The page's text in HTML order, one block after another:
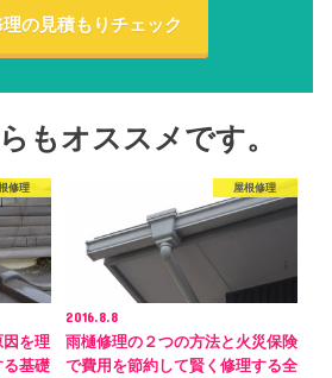
理の見積もりチェック
もオススメです。
修理
因を理
る基礎
屋根修理
2016.8.8
雨樋修理の２つの方法と火災保険
で費用を節約して賢く修理する全